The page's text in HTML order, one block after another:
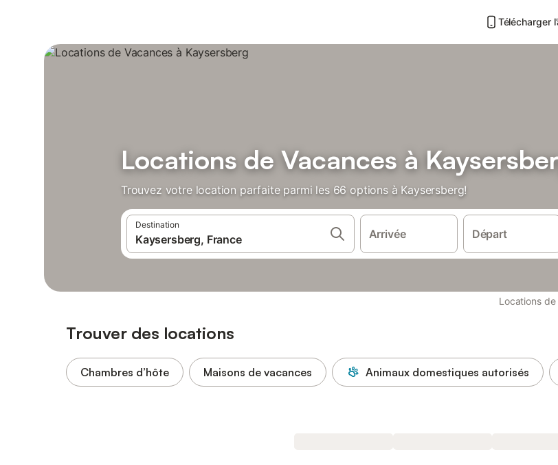
Télécharger
Locations de Vacances à
Trouvez votre location parfaite parmi les 66 options à Kaysersberg!
Destination
Arrivée Départ
Locations
Trouver des locations
Chambres d’hôte Maisons de vacances Animaux domestiques autorisés